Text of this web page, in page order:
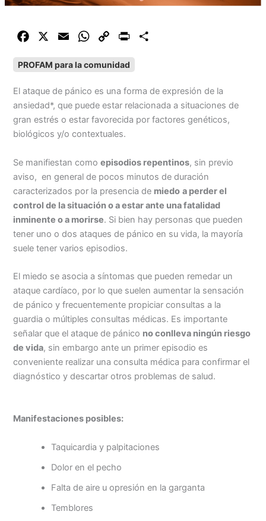
c
o
a
W
a
A
p
C
p
n
r
r
PROFAM para la comunidad
El ataque de pánico es una forma de expresión de la
ansiedad*, que puede estar relacionada a situaciones de
gran estrés o estar favorecida por factores genéticos,
biológicos y/o contextuales.
Se manifiestan comoepisodios repentinos, sin previo
aviso, en general de pocos minutos de duración
caracterizados por la presencia de miedo a perder el
control de la situación o a estar ante una fatalidad
inminente o a morirse. Si bien hay personas que pueden
tener uno o dos ataques de pánico en su vida, la mayoría
suele tener varios episodios.
El miedo se asocia a síntomas que pueden remedar un
ataque cardíaco, por lo que suelen aumentar la sensación
de pánico y frecuentemente propiciar consultas a la
guardia o múltiples consultas médicas. Es importante
señalar que el ataque de pánico no conlleva ningún riesgo
de vida, sin embargo ante un primer episodio es
conveniente realizar una consulta médica para confirmar el
diagnóstico y descartar otros problemas de salud.
Manifestaciones posibles:
Taquicardia y palpitaciones
Dolor en el pecho
Falta de aire u opresión en la garganta
Temblores